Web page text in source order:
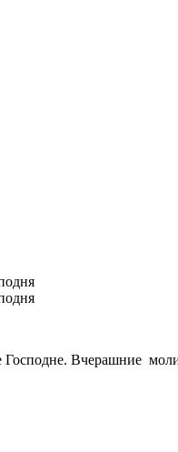
Вчерашние